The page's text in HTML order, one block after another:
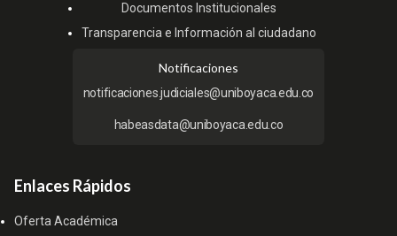
Documentos Institucionales
Transparencia e Información al ciudadano
Notificaciones
notificaciones.judiciales@uniboyaca.edu.co
habeasdata@uniboyaca.edu.co
Enlaces Rápidos
Oferta Académica